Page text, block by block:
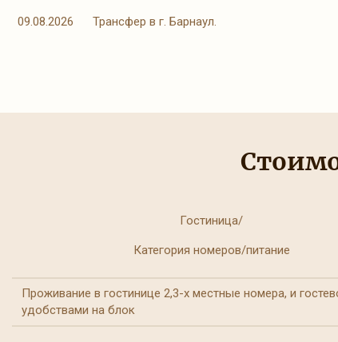
09.08.2026 Трансфер в г. Барнаул.
Гостиница/
Категория номеров/питание
Проживание в гостинице 2,3-х местные номера, и
удобствами на блок